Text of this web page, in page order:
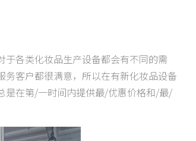
各类化妆品生产设备都会有不同的需
客户都很满意，所以在有新化妆品设备
是在第/一时间内提供最/优惠价格和/最/